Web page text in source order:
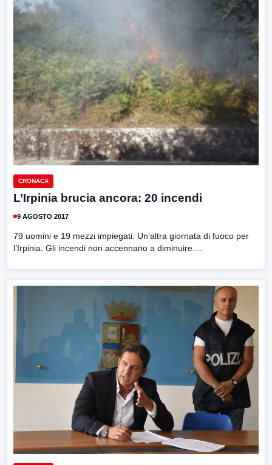
CRONACA
L’Irpinia brucia ancora: 20 incendi
9 AGOSTO 2017
79 uomini e 19 mezzi impiegati. Un’altra giornata di fuoco per
l’Irpinia. Gli incendi non accennano a diminuire....